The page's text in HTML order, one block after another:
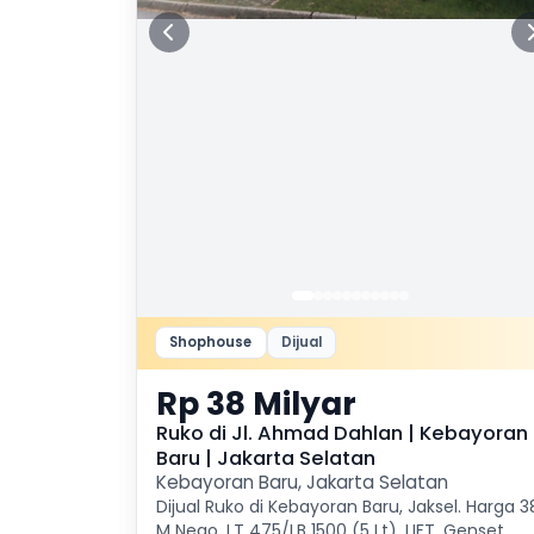
Shophouse Dijual
Rp 38 Milyar
Ruko di Jl. Ahmad Dahlan | Kebayoran
Baru | Jakarta Selatan
Kebayoran Baru, Jakarta Selatan
Dijual Ruko di Kebayoran Baru, Jaksel. Harga